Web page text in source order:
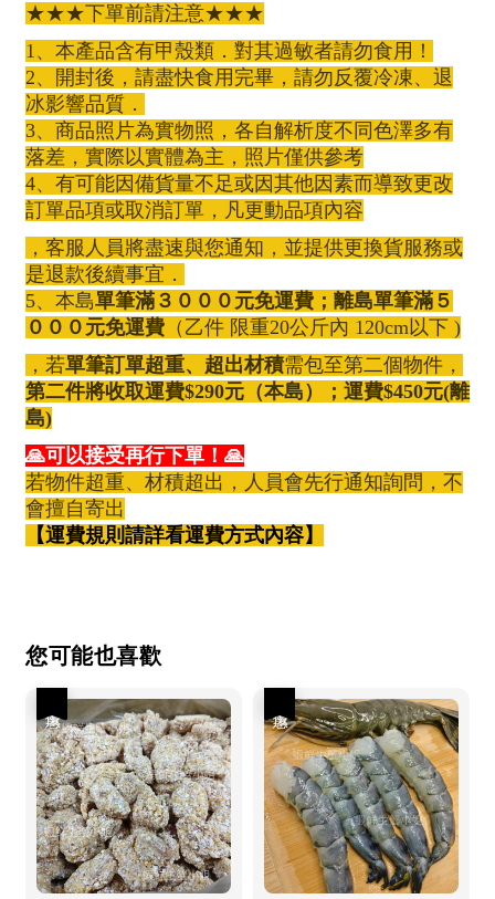
★★★下單前請注意★★★
1、本產品含有甲殼類．對其過敏者請勿食用！
2、開封後，請盡快食用完畢，請勿反覆冷凍、退
冰影響品質．
3、商品照片為實物照，各自解析度不同色澤多有
落差，實際以實體為主，照片僅供參考
4、有可能因備貨量不足或因其他因素而導致更改
訂單品項或取消訂單，凡更動品項內容
，客服人員將盡速與您通知，並提供更換貨服務或
是退款後續事宜．
5、本島單筆滿３０００元免運費； 離島單筆滿５
０００元免運費 （乙件 限重20公斤內 120cm以下 )
，若單筆訂單超重、超出材積需包至第二個物件，
第二件將收取運費$290元（本島）；運費$450元(離
島)
🙏可以接受再行下單！🙏
若物件超重、材積超出，人員會先行通知詢問，不
會擅自寄出
【運費規則請詳看運費方式內容】
您可能也喜歡